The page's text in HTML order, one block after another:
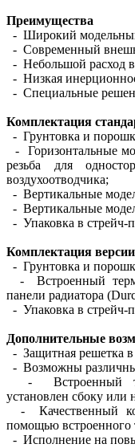
Преимущества
- Широкий
- Современный
- Небольшой расход
- Низкая
- Специальные
Комплектация
- Грунтовка и
- Горизонтальные
резьба для
воздухоотводчика;
- Вертикальные
- Вертикальные
- Упаковка в стрейч-
Комплектация
- Грунтовка и
- Встроенный
панели радиатора
- Упаковка в стрейч-
Дополнительные
- Защитная решетка
- Возможны
- Встроенный
установлен сбоку или
- Качественный
помощью встроенного
- Исполнение на